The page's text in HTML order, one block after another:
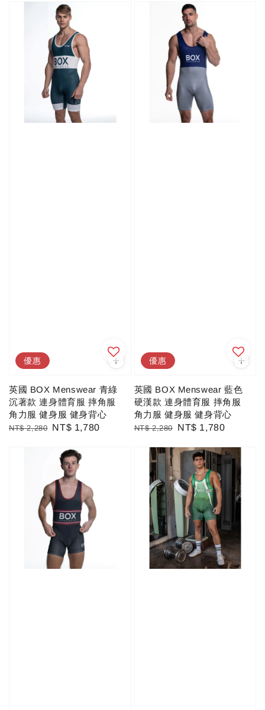
優惠
英國 BOX Menswear 青綠
沉著款 連身體育服 摔角服
角力服 健身服 健身背心
Regular
NT$ 2,280 Sale
NT$ 1,780
優惠
英國 BOX Menswear 藍色
硬漢款 連身體育服 摔角服
角力服 健身服 健身背心
Regular
NT$ 2,280
Sale
NT$ 1,780